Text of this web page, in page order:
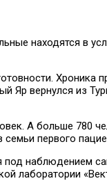
находятся в
Яр вернулся из
А больше 780
первого
под наблюдением
лаборатории